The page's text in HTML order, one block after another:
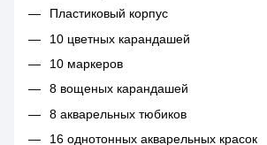
Пластиковый корпус
10 цветных карандашей
10 маркеров
8 вощеных карандашей
8 акварельных тюбиков
16 однотонных акварельных красок